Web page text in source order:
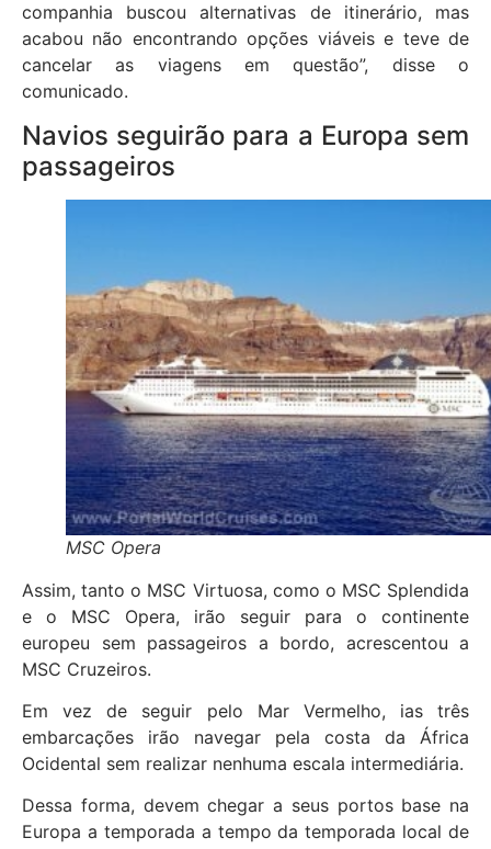
companhia buscou alternativas de itinerário, mas
acabou não encontrando opções viáveis e teve de
cancelar as viagens em questão”, disse o
comunicado.
Navios seguirão para a Europa sem
passageiros
MSC Opera
Assim, tanto o MSC Virtuosa, como o MSC Splendida
e o MSC Opera, irão seguir para o continente
europeu sem passageiros a bordo, acrescentou a
MSC Cruzeiros.
Em vez de seguir pelo Mar Vermelho, ias três
embarcações irão navegar pela costa da África
Ocidental sem realizar nenhuma escala intermediária.
Dessa forma, devem chegar a seus portos base na
Europa a temporada a tempo da temporada local de